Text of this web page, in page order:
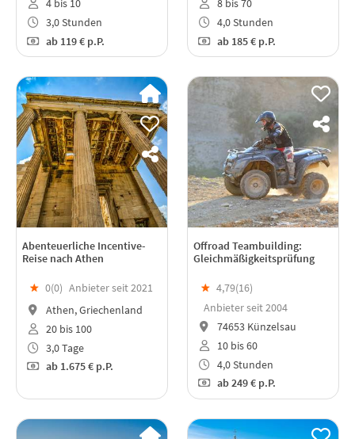
4 bis 10
3,0 Stunden
ab119 € p.P.
8 bis 70
4,0 Stunden
ab185 € p.P.
Abenteuerliche Incentive-
Reise nach Athen
★ 0(0) Anbieter seit 2021
Athen, Griechenland
20 bis 100
3,0 Tage
ab1.675 € p.P.
Offroad Teambuilding:
Gleichmäßigkeitsprüfung
★ 4,79(16)
Anbieter seit 2004
74653 Künzelsau
10 bis 60
4,0 Stunden
ab249 € p.P.